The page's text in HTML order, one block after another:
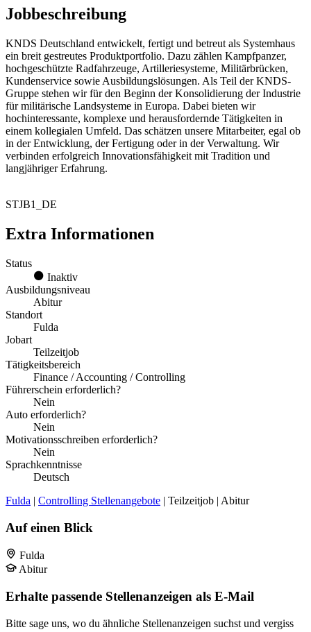
Jobbeschreibung
KNDS Deutschland entwickelt, fertigt und betreut als Systemhaus
ein breit gestreutes Produktportfolio. Dazu zählen Kampfpanzer,
hochgeschützte Radfahrzeuge, Artilleriesysteme, Militärbrücken,
Kundenservice sowie Ausbildungslösungen. Als Teil der KNDS-
Gruppe stehen wir für den Beginn der Konsolidierung der Industrie
für militärische Landsysteme in Europa. Dabei bieten wir
hochinteressante, komplexe und herausfordernde Tätigkeiten in
einem kollegialen Umfeld. Das schätzen unsere Mitarbeiter, egal ob
in der Entwicklung, der Fertigung oder in der Verwaltung. Wir
verbinden erfolgreich Innovationsfähigkeit mit Tradition und
langjähriger Erfahrung.
STJB1_DE
Extra Informationen
Status
Inaktiv
Ausbildungsniveau
Abitur
Standort
Fulda
Jobart
Teilzeitjob
Tätigkeitsbereich
Finance / Accounting / Controlling
Führerschein erforderlich?
Nein
Auto erforderlich?
Nein
Motivationsschreiben erforderlich?
Nein
Sprachkenntnisse
Deutsch
Fulda | Controlling Stellenangebote | Teilzeitjob | Abitur
Auf einen Blick
Fulda
Abitur
Erhalte passende Stellenanzeigen als E-Mail
Bitte sage uns, wo du ähnliche Stellenanzeigen suchst und vergiss